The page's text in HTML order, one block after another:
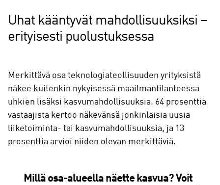
Uhat kääntyvät mahdollisuuksiksi –
erityisesti puolustuksessa
Merkittävä osa teknologiateollisuuden yrityksistä
näkee kuitenkin nykyisessä maailmantilanteessa
uhkien lisäksi kasvumahdollisuuksia. 64 prosenttia
vastaajista kertoo näkevänsä jonkinlaisia uusia
liiketoiminta- tai kasvumahdollisuuksia, ja 13
prosenttia arvioi niiden olevan merkittäviä.
Millä osa-alueella näette kasvua? Voit